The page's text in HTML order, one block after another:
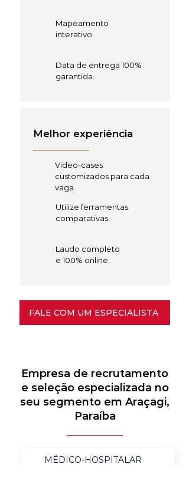
Mapeamento
interativo.
Data de entrega 100%
garantida.
Melhor experiência
Video-cases
customizados para cada
vaga.
Utilize ferramentas
comparativas.
Laudo completo
e 100% online.
FALE COM UM ESPECIALISTA
Empresa de recrutamento
e seleção especializada no
seu segmento em Araçagi,
Paraíba
MÉDICO-HOSPITALAR